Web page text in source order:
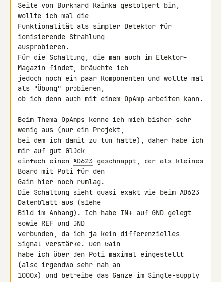
Seite von Burkhard Kainka gestolpert bin,
wollte ich mal die
Funktionalität als simpler Detektor für
ionisierende Strahlung
ausprobieren.
Für die Schaltung, die man auch im Elektor-
Magazin findet, bräuchte ich
jedoch noch ein paar Komponenten und wollte mal
als "Übung" probieren,
ob ich denn auch mit einem OpAmp arbeiten kann.
Beim Thema OpAmps kenne ich mich bisher sehr
wenig aus (nur ein Projekt,
bei dem ich damit zu tun hatte), daher habe ich
mir auf gut Glück
einfach einen AD623 geschnappt, der als kleines
Board mit Poti für den
Gain hier noch rumlag.
Die Schaltung sieht quasi exakt wie beim AD623
Datenblatt aus (siehe
Bild im Anhang). Ich habe IN+ auf GND gelegt
sowie REF und GND
verbunden, da ich ja kein differenzielles
Signal verstärke. Den Gain
habe ich über den Poti maximal eingestellt
(also irgendwo sehr nah an
1000x) und betreibe das Ganze im Single-supply